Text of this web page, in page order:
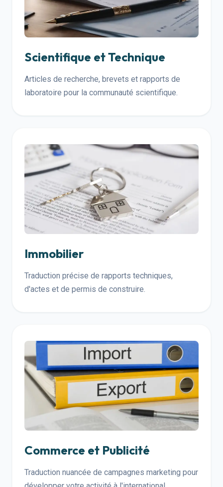
Scientifique et Technique
Articles de recherche, brevets et rapports de
laboratoire pour la communauté scientifique.
Immobilier
Traduction précise de rapports techniques,
d'actes et de permis de construire.
Commerce et Publicité
Traduction nuancée de campagnes marketing pour